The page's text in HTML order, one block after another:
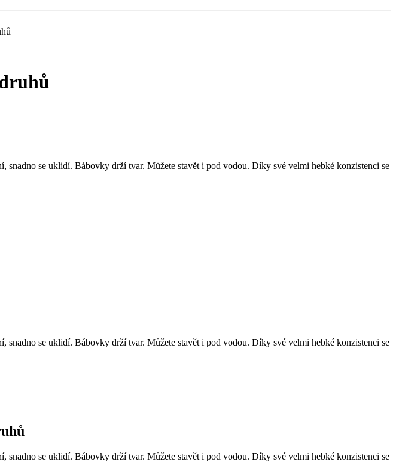
se uklidí. Bábovky drží tvar. Můžete stavět i pod vodou. Díky své velmi hebké konzistenci se
se uklidí. Bábovky drží tvar. Můžete stavět i pod vodou. Díky své velmi hebké konzistenci se
se uklidí. Bábovky drží tvar. Můžete stavět i pod vodou. Díky své velmi hebké konzistenci se